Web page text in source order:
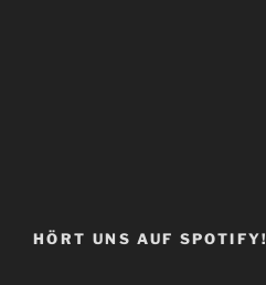
HÖRT UNS AUF SPOTIFY!